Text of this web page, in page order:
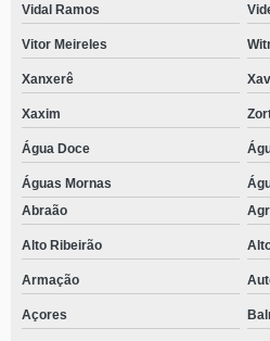
Vidal Ramos
Vitor Meireles
Xanxerê
Xaxim
Água Doce
Águas Mornas
Abraão
Alto Ribeirão
Armação
Açores